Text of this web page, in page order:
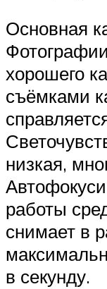
Основная
хорошего
съёмками
низкая,
работы
снимает в
в секунду.